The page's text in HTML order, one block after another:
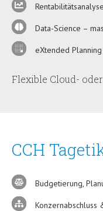
Rentabilitätsanalyse
Data-Science –
eXtended
Flexible Cloud-
CCH
Budgetierung,
Konzernabschluss